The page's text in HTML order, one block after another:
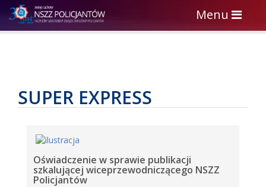
Toggle
navigation
Menu
SUPER EXPRESS
Oświadczenie w sprawie publikacji
szkalującej wiceprzewodniczącego NSZZ
Policjantów